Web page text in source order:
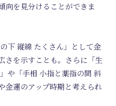
向を見分けることができま
下 縦線 たくさん」として金
さを示すことも。さらに「生
や「手相 小指と薬指の間 斜
金運のアップ時期と考えられ